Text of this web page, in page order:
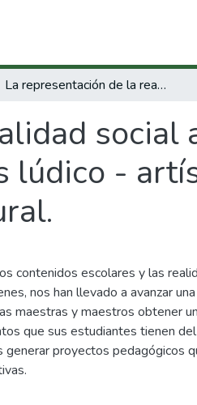
La representación de la realidad social a través del juego dramático y otras actividades lúdico - artísticas en niños y niñas de diverso contexto cultural.
social
lúdico -
contenidos escolares y las
nos han llevado a avanzar
maestras y maestros obtener
que sus estudiantes tienen
proyectos pedagógicos